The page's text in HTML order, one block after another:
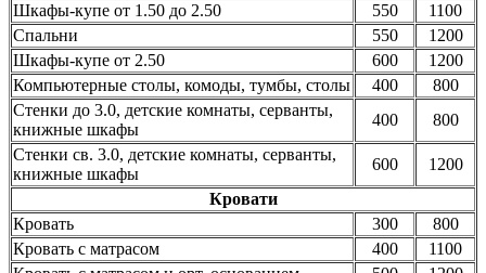
Шкафы-купе от 1.50 до 2.50
550
1100
Спальни
550
1200
Шкафы-купе от 2.50
600
1200
Компьютерные столы, комоды, тумбы, столы
400
800
Стенки до 3.0, детские комнаты, серванты,
книжные шкафы
400
800
Стенки св. 3.0, детские комнаты, серванты,
книжные шкафы
600
1200
Кровати
Кровать
300
800
Кровать с матрасом
400
1100